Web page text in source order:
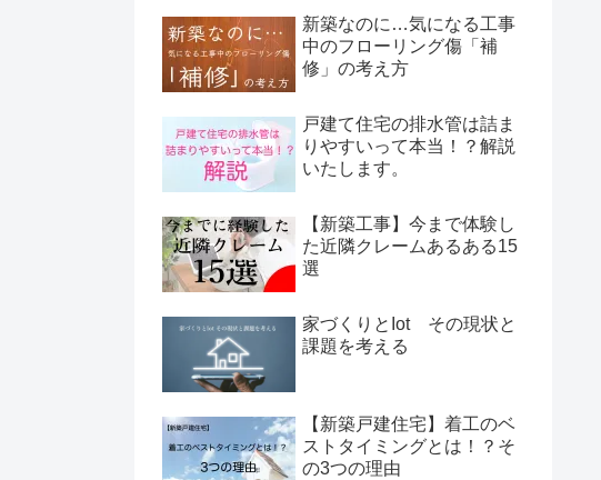
新築なのに…気になる工事
中のフローリング傷「補
修」の考え方
戸建て住宅の排水管は詰ま
りやすいって本当！？解説
いたします。
【新築工事】今まで体験し
た近隣クレームあるある15
選
家づくりとIot その現状と
課題を考える
【新築戸建住宅】着工のベ
ストタイミングとは！？そ
の3つの理由